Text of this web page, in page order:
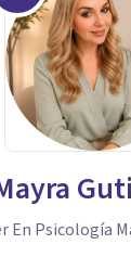
En Psicología